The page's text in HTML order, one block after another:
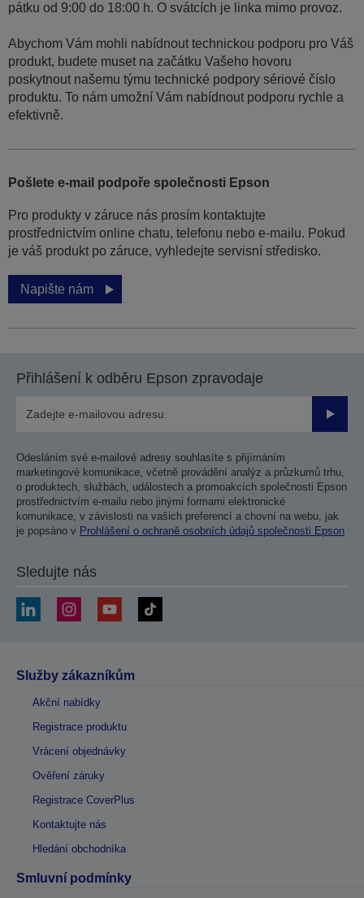
pátku od 9:00 do 18:00 h. O svátcích je linka mimo provoz.
Abychom Vám mohli nabídnout technickou podporu pro Váš
produkt, budete muset na začátku Vašeho hovoru
poskytnout našemu týmu technické podpory sériové číslo
produktu. To nám umožní Vám nabídnout podporu rychle a
efektivně.
Pošlete e-mail podpoře společnosti Epson
Pro produkty v záruce nás prosím kontaktujte
prostřednictvím online chatu, telefonu nebo e-mailu. Pokud
je váš produkt po záruce, vyhledejte servisní středisko.
Napište nám
Přihlášení k odběru Epson zpravodaje
Odesláním své e-mailové adresy souhlasíte s přijímáním
marketingové komunikace, včetně provádění analýz a průzkumů trhu,
o produktech, službách, událostech a promoakcích společnosti Epson
prostřednictvím e-mailu nebo jinými formami elektronické
komunikace, v závislosti na vašich preferencí a chovní na webu, jak
je popsáno v Prohlášení o ochraně osobních údajů společnosti Epson
Sledujte nás
Služby zákazníkům
Akční nabídky
Registrace produktu
Vrácení objednávky
Ověření záruky
Registrace CoverPlus
Kontaktujte nás
Hledání obchodníka
Smluvní podmínky